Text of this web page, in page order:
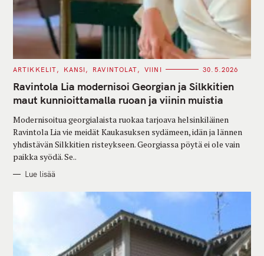
C
T
E
G
O
I
E
S
ARTIKKELIT KANSI RAVINTOLAT VIINI 30.5.2026
Ravintola Lia modernisoi Georgian ja Silkkitien
maut kunnioittamalla ruoan ja viinin muistia
Modernisoitua georgialaista ruokaa tarjoava helsinkiläinen
Ravintola Lia vie meidät Kaukasuksen sydämeen, idän ja lännen
yhdistävän Silkkitien risteykseen. Georgiassa pöytä ei ole vain
paikka syödä. Se..
Lue lisää